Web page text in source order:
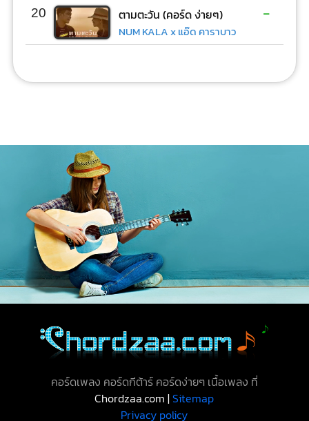
20 ตามตะวัน (คอร์ด ง่ายๆ)
NUM KALA x แอ๊ด คาราบาว
-
คอร์ดเพลง คอร์ดกีต้าร์ คอร์ดง่ายๆ เนื้อเพลง ที่
Chordzaa.com |Sitemap
Privacy policy